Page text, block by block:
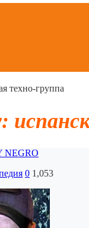
техно-группа
NEGRO
0 1,053